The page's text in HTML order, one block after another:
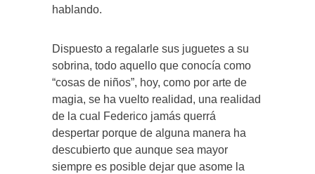
hablando.
Dispuesto a regalarle sus juguetes a su
sobrina, todo aquello que conocía como
“cosas de niños”, hoy, como por arte de
magia, se ha vuelto realidad, una realidad
de la cual Federico jamás querrá
despertar porque de alguna manera ha
descubierto que aunque sea mayor
siempre es posible dejar que asome la